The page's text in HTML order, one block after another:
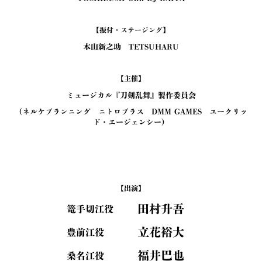
【振付・ステージング】
本山新之助 TETSUHARU
【主催】
ミュージカル『刀剣乱舞』製作委員会
（ネルケプランニング ニトロプラス DMM GAMES ユークリッ
ド・エージェンシー）
【出演】
篭手切江役 田村升吾
豊前江役 立花裕大
桑名江役 福井巴也